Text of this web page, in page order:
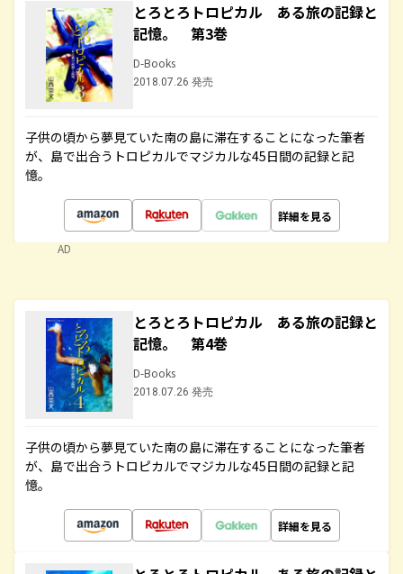
とろとろトロピカル ある旅の記録と
記憶。 第3巻
D-Books
2018.07.26 発売
子供の頃から夢見ていた南の島に滞在することになった筆者
が、島で出合うトロピカルでマジカルな45日間の記録と記
憶。
詳細を見る
AD
とろとろトロピカル ある旅の記録と
記憶。 第4巻
D-Books
2018.07.26 発売
子供の頃から夢見ていた南の島に滞在することになった筆者
が、島で出合うトロピカルでマジカルな45日間の記録と記
憶。
詳細を見る